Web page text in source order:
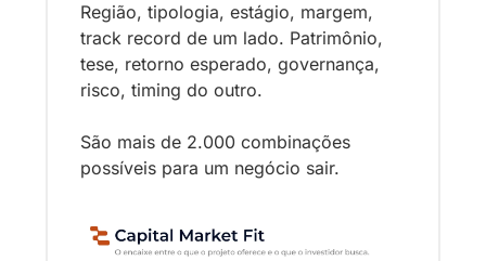
Região, tipologia, estágio, margem,
track record de um lado. Patrimônio,
tese, retorno esperado, governança,
risco, timing do outro.
São mais de 2.000 combinações
possíveis para um negócio sair.